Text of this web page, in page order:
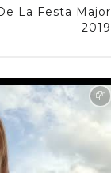
La Festa Major
2019